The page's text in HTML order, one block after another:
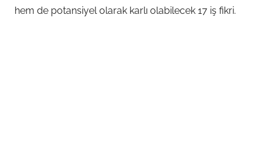
hem de potansiyel olarak karlı olabilecek 17 iş fikri.